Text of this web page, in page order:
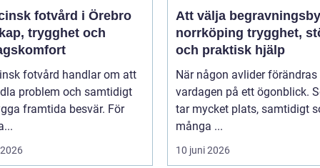
fotvård i Örebro
trygghet och
fotvård handlar om att
problem och samtidigt
framtida besvär. För
Att välja
norrköping trygghet, stöd
och praktisk hjälp
När någon avlider förändras
vardagen på ett ögonblick.
tar mycket plats, samtidigt
många ...
10 juni 2026